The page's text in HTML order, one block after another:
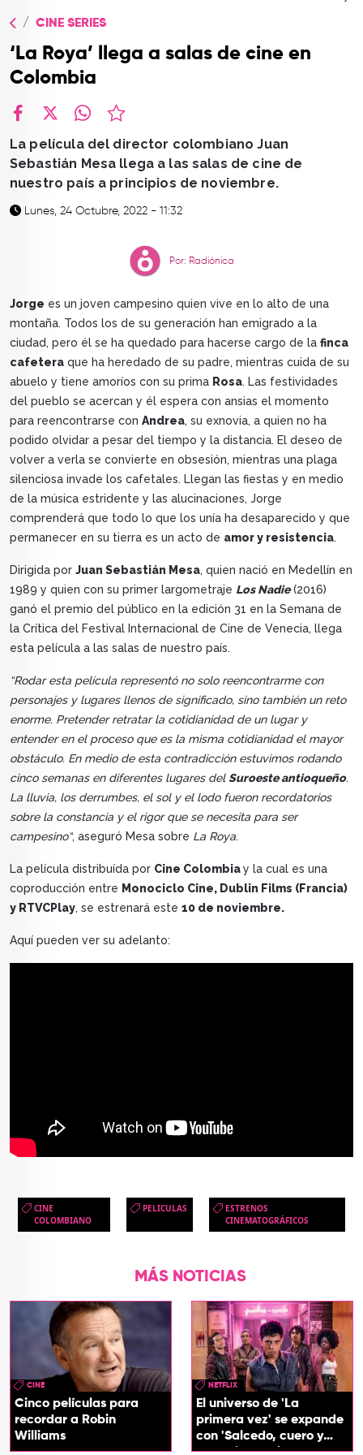
CONTACTO
CINE SERIES
‘La Roya’ llega a salas de cine en
Colombia
La película del director colombiano Juan
Sebastián Mesa llega a las salas de cine de
nuestro país a principios de noviembre.
Lunes, 24 Octubre, 2022 - 11:32
Por: Radiónica
Jorge es un joven campesino quien vive en lo alto de una
montaña. Todos los de su generación han emigrado a la
ciudad, pero él se ha quedado para hacerse cargo de la finca
cafetera que ha heredado de su padre, mientras cuida de su
abuelo y tiene amoríos con su prima Rosa. Las festividades
del pueblo se acercan y él espera con ansias el momento
para reencontrarse con Andrea, su exnovia, a quien no ha
podido olvidar a pesar del tiempo y la distancia. El deseo de
volver a verla se convierte en obsesión, mientras una plaga
silenciosa invade los cafetales. Llegan las fiestas y en medio
de la música estridente y las alucinaciones, Jorge
comprenderá que todo lo que los unía ha desaparecido y que
permanecer en su tierra es un acto de amor y resistencia.
Dirigida por Juan Sebastián Mesa, quien nació en Medellín en
1989 y quien con su primer largometraje Los Nadie(2016)
ganó el premio del público en la edición 31 en la Semana de
la Crítica del Festival Internacional de Cine de Venecia, llega
esta película a las salas de nuestro país.
“Rodar esta película representó no solo reencontrarme con
personajes y lugares llenos de significado, sino también un reto
enorme. Pretender retratar la cotidianidad de un lugar y
entender en el proceso que es la misma cotidianidad el mayor
obstáculo. En medio de esta contradicción estuvimos rodando
cinco semanas en diferentes lugares delSuroeste antioqueño.
La lluvia, los derrumbes, el sol y el lodo fueron recordatorios
sobre la constancia y el rigor que se necesita para ser
campesino“, aseguró Mesa sobre La Roya.
La película distribuída por Cine Colombiay la cual es una
coproducción entre Monociclo Cine, Dublin Films (Francia)
y RTVCPlay, se estrenará este 10 de noviembre.
Aquí pueden ver su adelanto:
CINE
COLOMBIANO
PELICULAS
ESTRENOS
CINEMATOGRÁFICOS
MÁS NOTICIAS
CINE
Cinco películas para
recordar a Robin
Williams
NETFLIX
El universo de 'La
primera vez' se expande
con 'Salcedo, cuero y
boogaloo', spin off